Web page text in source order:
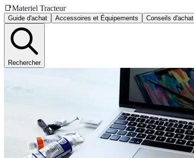
📑Materiel Tracteur
Guide d'achat Accessoires et Équipements Conseils d'achat
Rechercher